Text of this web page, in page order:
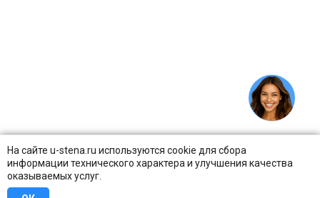
На сайте u-stena.ru используются cookie для сбора
информации технического характера и улучшения качества
оказываемых услуг.